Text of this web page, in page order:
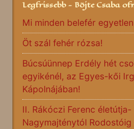
Legfrissebb - Böjte Csaba
Mi minden belefér
Öt szál fehér rózsa!
Búcsúünnep Erdély hét
egyikénél, az Egyes-kői
Kápolnájában!
II. Rákóczi Ferenc életútja-
Nagymajténytól Rodostóig